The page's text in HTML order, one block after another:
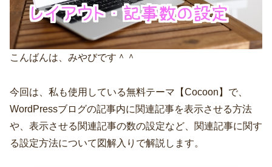
こんばんは、みやびです＾＾
今回は、私も使用している無料テーマ【Cocoon】で、
WordPressブログの記事内に関連記事を表示させる方法
や、表示させる関連記事の数の設定など、関連記事に関す
る設定方法について図解入りで解説します。